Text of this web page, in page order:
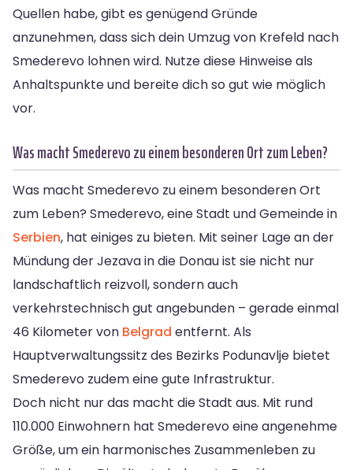
Quellen habe, gibt es genügend Gründe
anzunehmen, dass sich dein Umzug von Krefeld nach
Smederevo lohnen wird. Nutze diese Hinweise als
Anhaltspunkte und bereite dich so gut wie möglich
vor.
Was macht Smederevo zu einem besonderen Ort zum Leben?
Was macht Smederevo zu einem besonderen Ort
zum Leben? Smederevo, eine Stadt und Gemeinde in
Serbien, hat einiges zu bieten. Mit seiner Lage an der
Mündung der Jezava in die Donau ist sie nicht nur
landschaftlich reizvoll, sondern auch
verkehrstechnisch gut angebunden – gerade einmal
46 Kilometer von Belgrad entfernt. Als
Hauptverwaltungssitz des Bezirks Podunavlje bietet
Smederevo zudem eine gute Infrastruktur.
Doch nicht nur das macht die Stadt aus. Mit rund
110.000 Einwohnern hat Smederevo eine angenehme
Größe, um ein harmonisches Zusammenleben zu